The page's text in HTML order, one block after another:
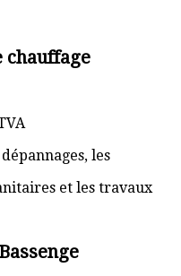
chauffage
les
et les travaux